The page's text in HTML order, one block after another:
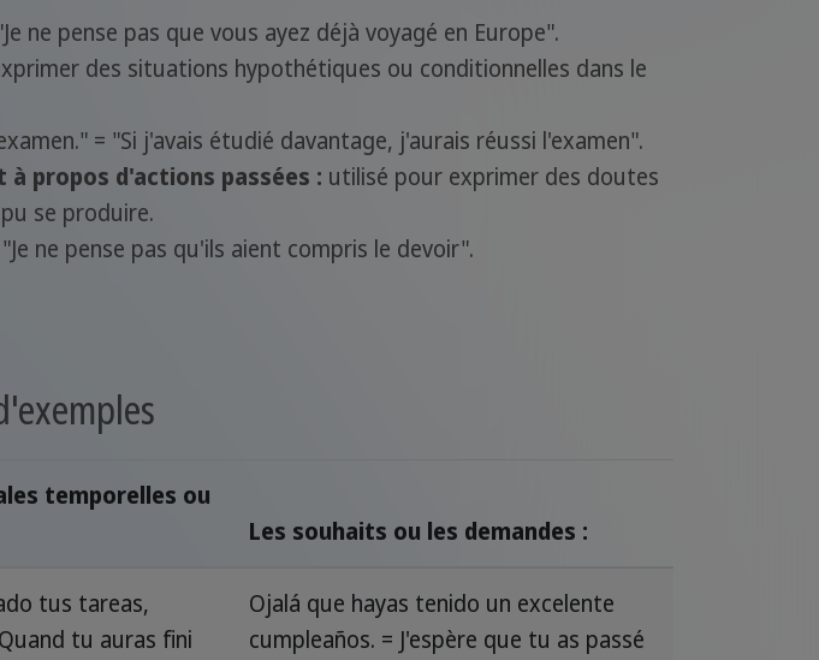
ne pense pas que vous ayez déjà voyagé en Europe".
des situations hypothétiques ou conditionnelles dans le
= "Si j'avais étudié davantage, j'aurais réussi l'examen".
à propos d'actions passées : utilisé pour exprimer des doutes
se produire.
ne pense pas qu'ils aient compris le devoir".
temporelles ou
Les souhaits ou les demandes :
tus tareas,
tu auras fini
Ojalá que hayas tenido un excelente
cumpleaños. = J'espère que tu as passé